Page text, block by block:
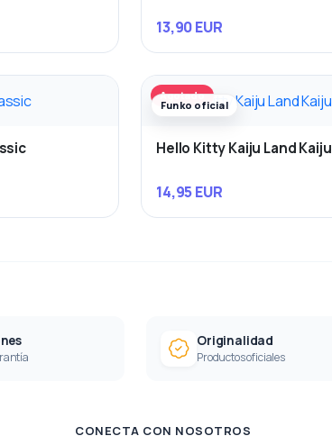
13,90 EUR
Agotado
Funko oficial
Hello Kitty Kaiju Land Kaiju
14,95 EUR
Originalidad
Productos oficiales
CONECTA CON NOSOTROS